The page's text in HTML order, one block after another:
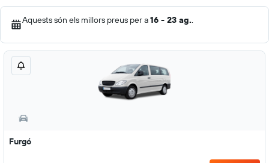
Aquests són els millors preus per a16 - 23 ag..
Furgó